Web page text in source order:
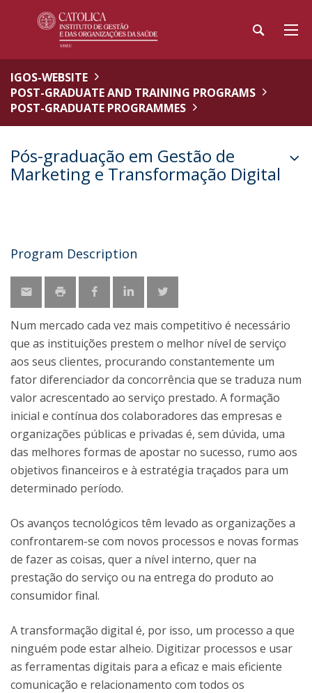
IGOS-WEBSITE
POST-GRADUATE AND TRAINING PROGRAMS
POST-GRADUATE PROGRAMMES
Pós-graduação em Gestão de
Marketing e Transformação Digital
Program Description
Num mercado cada vez mais competitivo é necessário
que as instituições prestem o melhor nível de serviço
aos seus clientes, procurando constantemente um
fator diferenciador da concorrência que se traduza num
valor acrescentado ao serviço prestado. A formação
inicial e contínua dos colaboradores das empresas e
organizações públicas e privadas é, sem dúvida, uma
das melhores formas de apostar no sucesso, rumo aos
objetivos financeiros e à estratégia traçados para um
determinado período.
Os avanços tecnológicos têm levado as organizações a
confrontarem-se com novos processos e novas formas
de fazer as coisas, quer a nível interno, quer na
prestação do serviço ou na entrega do produto ao
consumidor final.
A transformação digital é, por isso, um processo a que
ninguém pode estar alheio. Digitizar processos e usar
as ferramentas digitais para a eficaz e mais eficiente
comunicação e relacionamento com todos os